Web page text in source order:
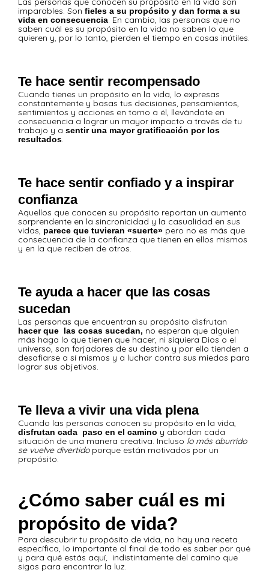
imparables. Son fieles a su propósito y dan forma a su
vida en consecuencia. En cambio, las personas que no
saben cuál es su propósito en la vida no saben lo que
quieren y, por lo tanto, pierden el tiempo en cosas inútiles.
Te hace sentir recompensado
Cuando tienes un propósito en la vida, lo expresas
constantemente y basas tus decisiones, pensamientos,
sentimientos y acciones en torno a él, llevándote en
consecuencia a lograr un mayor impacto a través de tu
trabajo y a sentir una mayor gratificación por los
resultados.
Te hace sentir confiado y a inspirar
confianza
Aquellos que conocen su propósito reportan un aumento
sorprendente en la sincronicidad y la casualidad en sus
vidas, parece que tuvieran «suerte» pero no es más que
consecuencia de la confianza que tienen en ellos mismos
y en la que reciben de otros.
Te ayuda a hacer que las cosas
sucedan
Las personas que encuentran su propósito disfrutan
hacer que las cosas sucedan, no esperan que alguien
más haga lo que tienen que hacer, ni siquiera Dios o el
universo, son forjadores de su destino y por ello tienden a
desafiarse a sí mismos y a luchar contra sus miedos para
lograr sus objetivos.
Te lleva a vivir una vida plena
Cuando las personas conocen su propósito en la vida,
disfrutan cada paso en el camino y abordan cada
situación de una manera creativa. Incluso lo más aburrido
se vuelve divertidoporque están motivados por un
propósito.
¿Cómo saber cuál es mi
propósito de vida?
Para descubrir tu propósito de vida, no hay una receta
específica, lo importante al final de todo es saber por qué
y para qué estás aquí, indistintamente del camino que
sigas para encontrar la luz.